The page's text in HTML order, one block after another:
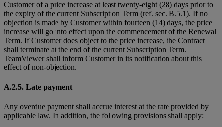
Customer of a price increase at least twenty-eight (28) days prior to
the expiry of the current Subscription Term (ref. sec. B.5.1). If no
objection is made by Customer within fourteen (14) days, the price
increase will go into effect upon the commencement of the Renewal
Term. If Customer does object to the price increase, the Contract
shall terminate at the end of the current Subscription Term.
TeamViewer shall inform Customer in its notification about this
effect of non-objection.
A.2.5. Late payment
Any overdue payment shall accrue interest at the rate provided by
applicable law. In addition, the following provisions shall apply: